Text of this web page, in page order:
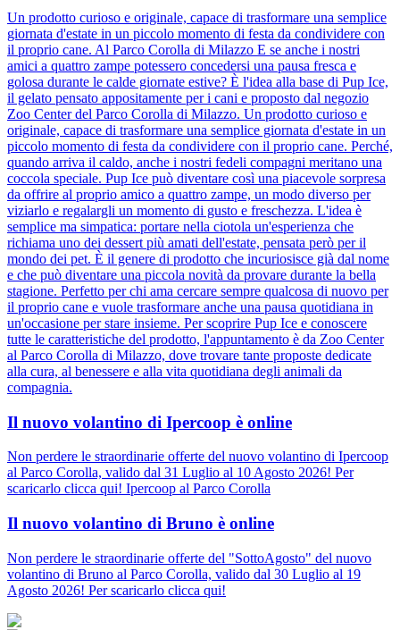
Un prodotto curioso e originale, capace di trasformare una semplice
giornata d'estate in un piccolo momento di festa da condividere con
il proprio cane. Al Parco Corolla di Milazzo E se anche i nostri
amici a quattro zampe potessero concedersi una pausa fresca e
golosa durante le calde giornate estive? È l'idea alla base di Pup Ice,
il gelato pensato appositamente per i cani e proposto dal negozio
Zoo Center del Parco Corolla di Milazzo. Un prodotto curioso e
originale, capace di trasformare una semplice giornata d'estate in un
piccolo momento di festa da condividere con il proprio cane. Perché,
quando arriva il caldo, anche i nostri fedeli compagni meritano una
coccola speciale. Pup Ice può diventare così una piacevole sorpresa
da offrire al proprio amico a quattro zampe, un modo diverso per
viziarlo e regalargli un momento di gusto e freschezza. L'idea è
semplice ma simpatica: portare nella ciotola un'esperienza che
richiama uno dei dessert più amati dell'estate, pensata però per il
mondo dei pet. È il genere di prodotto che incuriosisce già dal nome
e che può diventare una piccola novità da provare durante la bella
stagione. Perfetto per chi ama cercare sempre qualcosa di nuovo per
il proprio cane e vuole trasformare anche una pausa quotidiana in
un'occasione per stare insieme. Per scoprire Pup Ice e conoscere
tutte le caratteristiche del prodotto, l'appuntamento è da Zoo Center
al Parco Corolla di Milazzo, dove trovare tante proposte dedicate
alla cura, al benessere e alla vita quotidiana degli animali da
compagnia.
Il nuovo volantino di Ipercoop è online
Non perdere le straordinarie offerte del nuovo volantino di Ipercoop
al Parco Corolla, valido dal 31 Luglio al 10 Agosto 2026! Per
scaricarlo clicca qui! Ipercoop al Parco Corolla
Il nuovo volantino di Bruno è online
Non perdere le straordinarie offerte del "SottoAgosto" del nuovo
volantino di Bruno al Parco Corolla, valido dal 30 Luglio al 19
Agosto 2026! Per scaricarlo clicca qui!